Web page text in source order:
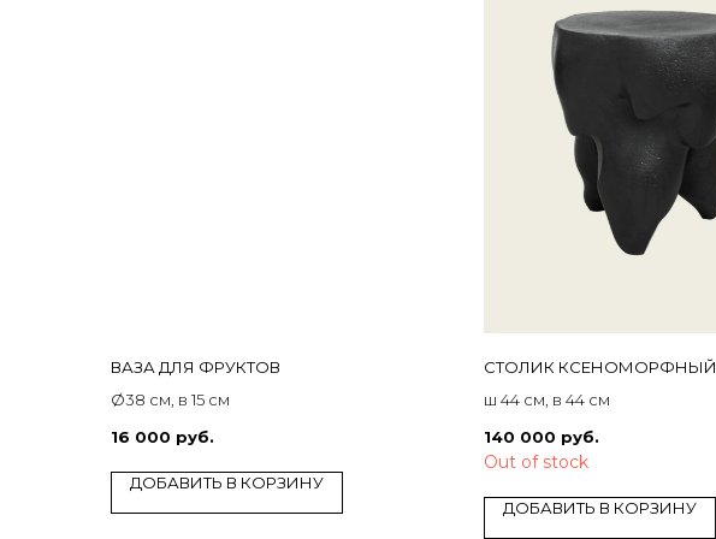
ВАЗА ДЛЯ ФРУКТОВ
Ø38 см, в 15 см
16 000 руб.
ДОБАВИТЬ В КОРЗИНУ
СТОЛИК КСЕНОМОРФНЫЙ
ш 44 см, в 44 см
140 000 руб.
Out of stock
ДОБАВИТЬ В КОРЗИНУ